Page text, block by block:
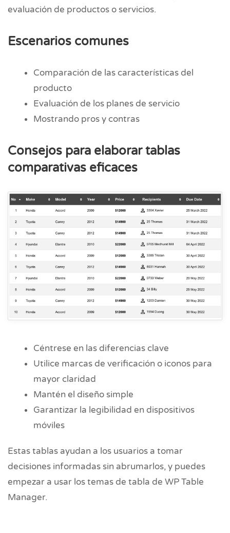
evaluación de productos o servicios.
Escenarios comunes
Comparación de las características del
producto
Evaluación de los planes de servicio
Mostrando pros y contras
Consejos para elaborar tablas
comparativas eficaces
Céntrese en las diferencias clave
Utilice marcas de verificación o iconos para
mayor claridad
Mantén el diseño simple
Garantizar la legibilidad en dispositivos
móviles
Estas tablas ayudan a los usuarios a tomar
decisiones informadas sin abrumarlos, y puedes
empezar a usar los temas de tabla de WP Table
Manager.